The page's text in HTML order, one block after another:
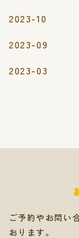
2023-10
2023-09
2023-03
ご予約やお問い
おります。